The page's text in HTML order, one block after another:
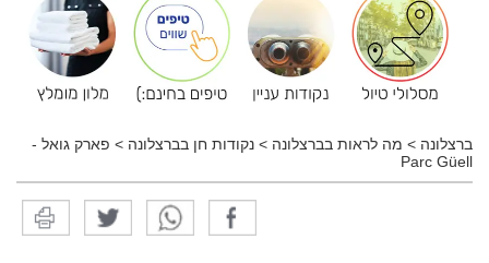
ברצלונה > מה לראות בברצלונה > נקודות חן בברצלונה > פארק גואל -
Parc Güell